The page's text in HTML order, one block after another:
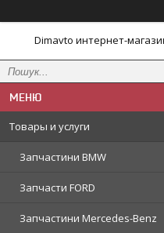
Dimavto интернет-
Товары и услуги
Запчастини BMW
Запчасти FORD
Запчастини Mercedes-Benz